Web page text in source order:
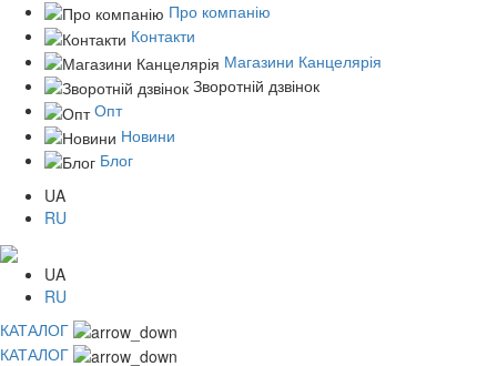
Про компанію
Контакти
Магазини Канцелярія
Зворотній дзвінок
Опт
Новини
Блог
UA
RU
UA
RU
КАТАЛОГ
КАТАЛОГ